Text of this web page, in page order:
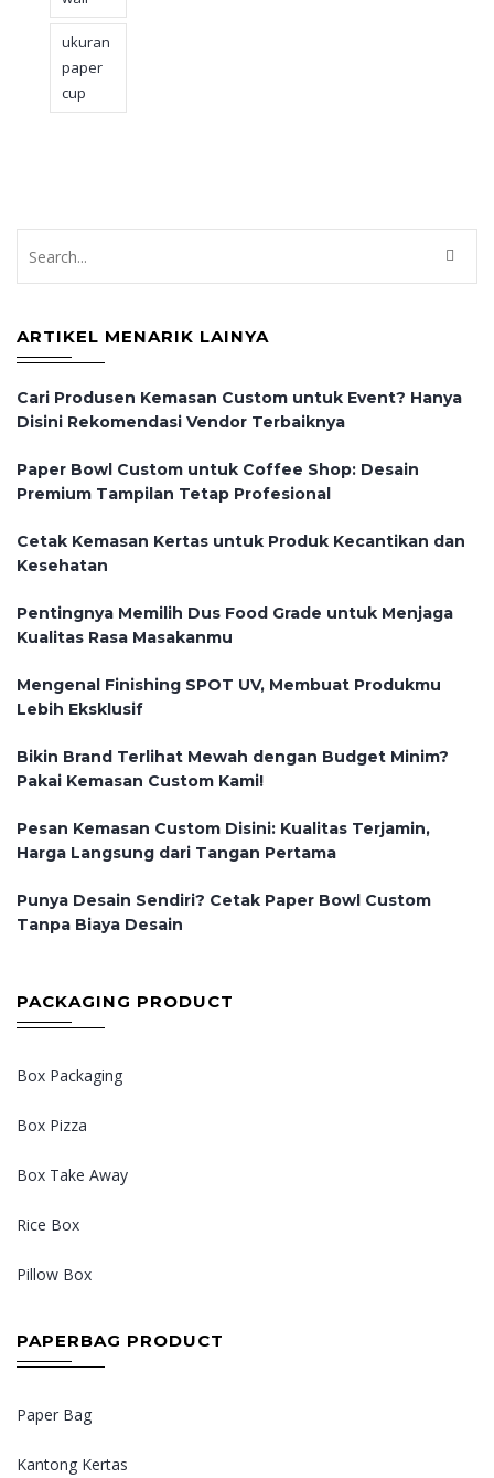
ukuran
paper
cup
ARTIKEL MENARIK LAINYA
Cari Produsen Kemasan Custom untuk Event? Hanya
Disini Rekomendasi Vendor Terbaiknya
Paper Bowl Custom untuk Coffee Shop: Desain
Premium Tampilan Tetap Profesional
Cetak Kemasan Kertas untuk Produk Kecantikan dan
Kesehatan
Pentingnya Memilih Dus Food Grade untuk Menjaga
Kualitas Rasa Masakanmu
Mengenal Finishing SPOT UV, Membuat Produkmu
Lebih Eksklusif
Bikin Brand Terlihat Mewah dengan Budget Minim?
Pakai Kemasan Custom Kami!
Pesan Kemasan Custom Disini: Kualitas Terjamin,
Harga Langsung dari Tangan Pertama
Punya Desain Sendiri? Cetak Paper Bowl Custom
Tanpa Biaya Desain
PACKAGING PRODUCT
Box Packaging
Box Pizza
Box Take Away
Rice Box
Pillow Box
PAPERBAG PRODUCT
Paper Bag
Kantong Kertas